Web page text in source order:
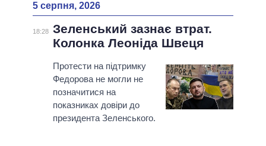
5 серпня, 2026
18:28 Зеленський зазнає втрат.
Колонка Леоніда Швеця
Протести на підтримку
Федорова не могли не
позначитися на
показниках довіри до
президента Зеленського.